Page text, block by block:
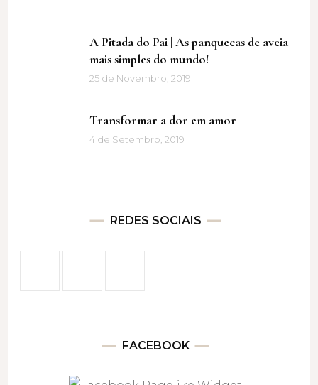
A Pitada do Pai | As panquecas de aveia
mais simples do mundo!
25 de Novembro, 2019
Transformar a dor em amor
4 de Setembro, 2019
REDES SOCIAIS
FACEBOOK